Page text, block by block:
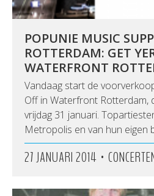
POPUNIE MUSIC
ROTTERDAM: GET
WATERFRONT
Vandaag start de
Off in Waterfront Rotterdam,
vrijdag 31 januari.
Metropolis en van hun eigen
27 JANUARI 2014 •